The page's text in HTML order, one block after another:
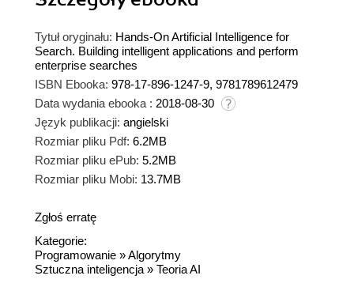
Tytuł oryginału: Hands-On Artificial Intelligence for
Search. Building intelligent applications and perform
enterprise searches
ISBN Ebooka: 978-17-896-1247-9, 9781789612479
Data wydania ebooka : 2018-08-30
Język publikacji: angielski
Rozmiar pliku Pdf: 6.2MB
Rozmiar pliku ePub: 5.2MB
Rozmiar pliku Mobi: 13.7MB
Zgłoś erratę
Kategorie:
Programowanie »Algorytmy
Sztuczna inteligencja » Teoria AI